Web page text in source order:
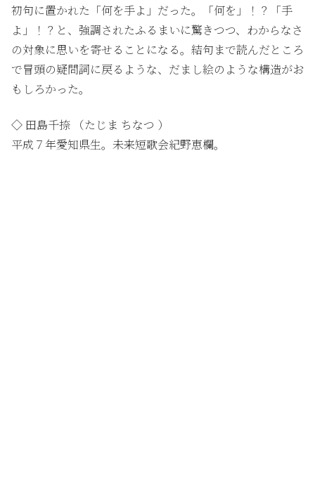
初句に置かれた「何を手よ」だった。「何を」！？「手
よ」！？と、強調されたふるまいに驚きつつ、わからなさ
の対象に思いを寄せることになる。結句まで読んだところ
で冒頭の疑問詞に戻るような、だまし絵のような構造がお
もしろかった。
◇ 田島千捺 （たじま ちなつ ）
平成７年愛知県生。未来短歌会紀野恵欄。